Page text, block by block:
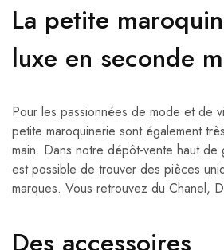
La petite
luxe en seconde
Pour les passionnées de mode et de
petite maroquinerie sont également
main. Dans notre dépôt-vente haut de
est possible de trouver des pièces
marques. Vous retrouvez du Chanel,
Des accessoires